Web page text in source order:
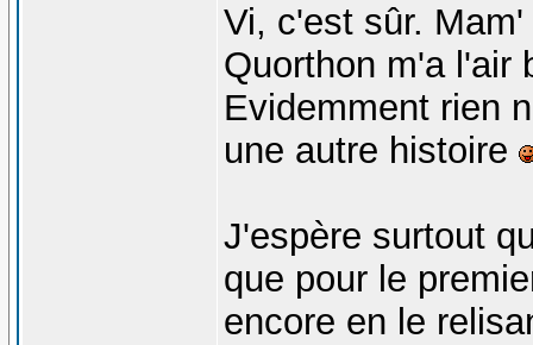
Vi, c'est sûr.
Quorthon m'a l'air
Evidemment rien
une autre histoire
J'espère surtout
que pour le
encore en le